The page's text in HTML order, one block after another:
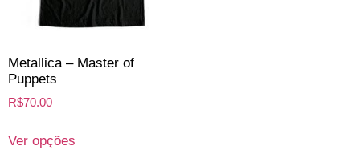
Metallica – Master of
Puppets
R$70.00
Ver opções